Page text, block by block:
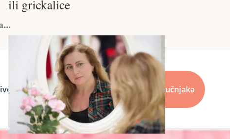
stil Alati i kvizovi Pitajte stručnjaka
ili grickalice